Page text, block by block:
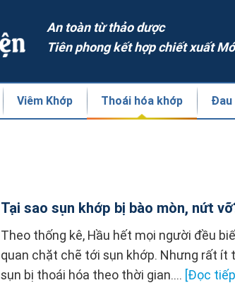
An toàn từ thảo dược
Tiên phong kết hợp chiết xuất
Viêm Khớp Thoái hóa khớp Đau
Tại sao sụn khớp bị bào mòn, nứt
Theo thống kê, Hầu hết mọi người đều
quan chặt chẽ tới sụn khớp. Nhưng rất ít
sụn bị thoái hóa theo thời gian.... [Đọc